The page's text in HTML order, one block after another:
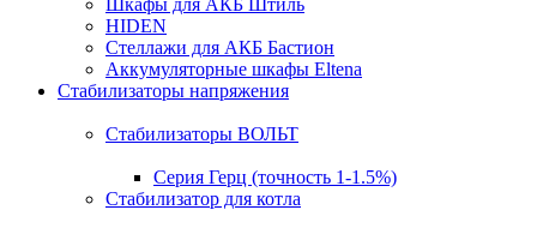
Шкафы для АКБ Штиль
HIDEN
Стеллажи для АКБ Бастион
Аккумуляторные шкафы Eltena
Стабилизаторы напряжения
Стабилизаторы ВОЛЬТ
Серия Герц (точность 1-1.5%)
Стабилизатор для котла